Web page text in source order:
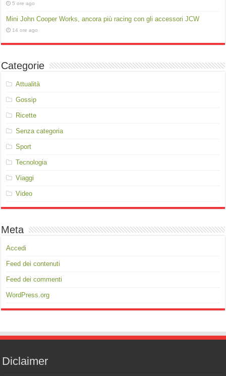
5 ore ago
Mini John Cooper Works, ancora più racing con gli accessori JCW
14 ore ago
Categorie
Attualità
Gossip
Ricette
Senza categoria
Sport
Tecnologia
Viaggi
Video
Meta
Accedi
Feed dei contenuti
Feed dei commenti
WordPress.org
Diclaimer